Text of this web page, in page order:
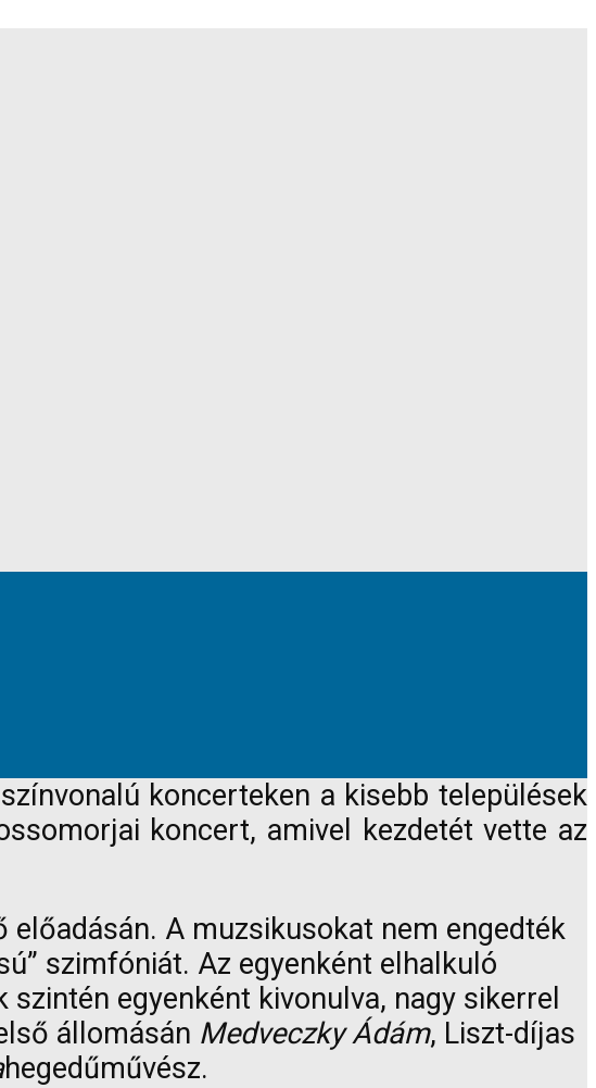
koncerteken a kisebb települések
koncert, amivel kezdetét vette az
előadásán. A muzsikusokat nem engedték
szimfóniát. Az egyenként elhalkuló
egyenként kivonulva, nagy sikerrel
állomásán Medveczky Ádám, Liszt-díjas
hegedűművész.